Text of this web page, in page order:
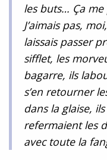
les buts… Ça
J’aimais pas,
laissais passer
sifflet, les
bagarre, ils
s’en retourner
dans la glaise,
refermaient les
avec toute la